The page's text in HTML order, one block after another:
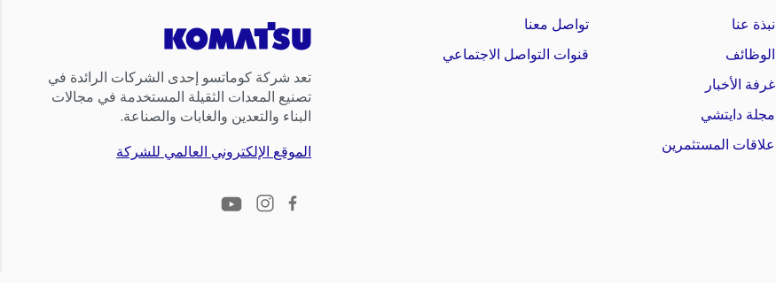
نبذة عنا
الوظائف
غرفة الأخبار
مجلة دايتشي
علاقات المستثمرين
تواصل معنا
قنوات التواصل الاجتماعي
تعد شركة كوماتسو إحدى الشركات الرائدة في
تصنيع المعدات الثقيلة المستخدمة في مجالات
البناء والتعدين والغابات والصناعة.
الموقع الإلكتروني العالمي للشركة